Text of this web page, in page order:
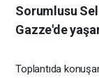
Sorumlusu
Gazze'de
Toplantıda